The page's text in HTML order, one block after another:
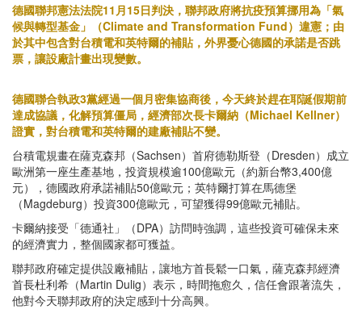
德國聯邦憲法法院11月15日判決，聯邦政府將抗疫預算挪用為「氣
候與轉型基金」（Climate and Transformation Fund）違憲；由
於其中包含對台積電和英特爾的補貼，外界憂心德國的承諾是否跳
票，讓設廠計畫出現變數。
德國聯合執政3黨經過一個月密集協商後，今天終於趕在耶誕假期前
達成協議，化解預算僵局，經濟部次長卡爾納（Michael Kellner）
證實，對台積電和英特爾的建廠補貼不變。
台積電規畫在薩克森邦（Sachsen）首府德勒斯登（Dresden）成立
歐洲第一座生產基地，投資規模逾100億歐元（約新台幣3,400億
元），德國政府承諾補貼50億歐元；英特爾打算在馬德堡
（Magdeburg）投資300億歐元，可望獲得99億歐元補貼。
卡爾納接受「德通社」（DPA）訪問時強調，這些投資可確保未來
的經濟實力，整個國家都可獲益。
聯邦政府確定提供設廠補貼，讓地方首長鬆一口氣，薩克森邦經濟
首長杜利希（Martin Dulig）表示，時間拖愈久，信任會跟著流失，
他對今天聯邦政府的決定感到十分高興。